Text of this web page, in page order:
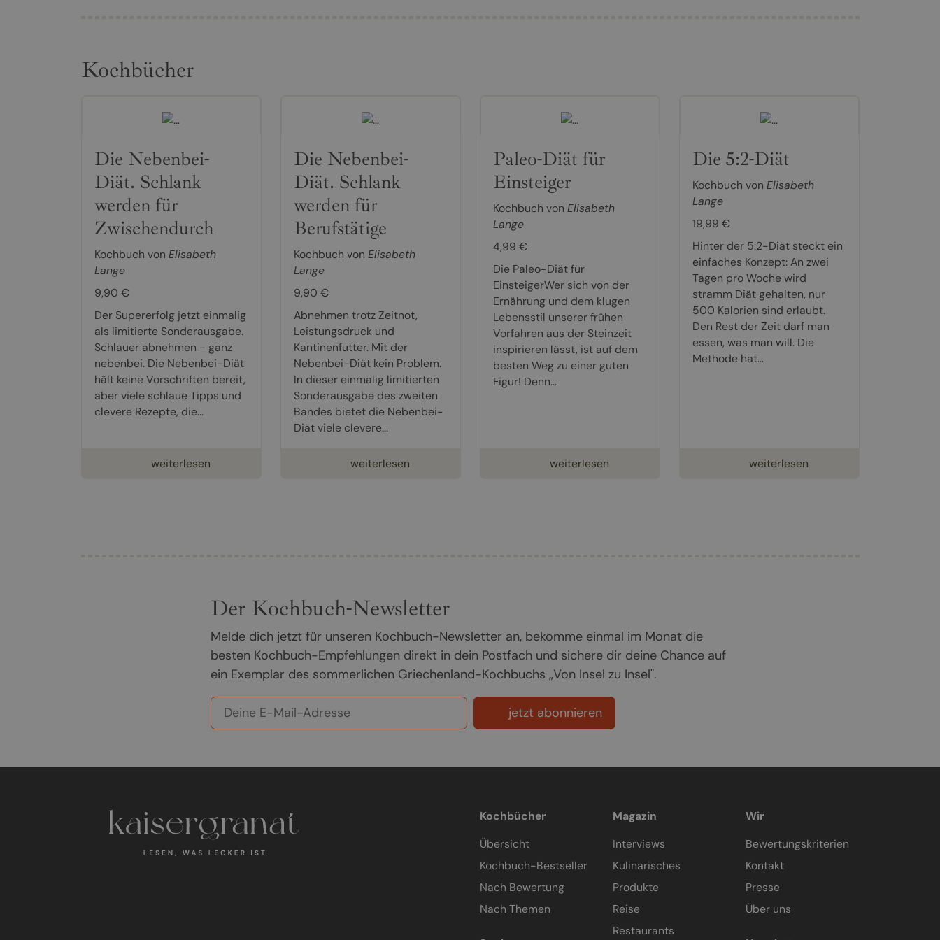
Kochbücher
Die Nebenbei-
Diät. Schlank
werden für
Zwischendurch
Kochbuch von Elisabeth
Lange
9,90 €
Der Supererfolg jetzt einmalig
als limitierte Sonderausgabe.
Schlauer abnehmen - ganz
nebenbei. Die Nebenbei-Diät
hält keine Vorschriften bereit,
aber viele schlaue Tipps und
clevere Rezepte, die...
weiterlesen
Die Nebenbei-
Diät. Schlank
werden für
Berufstätige
Kochbuch von Elisabeth
Lange
9,90 €
Abnehmen trotz Zeitnot,
Leistungsdruck und
Kantinenfutter. Mit der
Nebenbei-Diät kein Problem.
In dieser einmalig limitierten
Sonderausgabe des zweiten
Bandes bietet die Nebenbei-
Diät viele clevere...
weiterlesen
Paleo-Diät für
Einsteiger
Kochbuch von Elisabeth
Lange
4,99 €
Die Paleo-Diät für
EinsteigerWer sich von der
Ernährung und dem klugen
Lebensstil unserer frühen
Vorfahren aus der Steinzeit
inspirieren lässt, ist auf dem
besten Weg zu einer guten
Figur! Denn...
weiterlesen
Die 5:2-Diät
Kochbuch von Elisabeth
Lange
19,99 €
Hinter der 5:2-Diät steckt ein
einfaches Konzept: An zwei
Tagen pro Woche wird
stramm Diät gehalten, nur
500 Kalorien sind erlaubt.
Den Rest der Zeit darf man
essen, was man will. Die
Methode hat...
weiterlesen
Der Kochbuch-Newsletter
Melde dich jetzt für unseren Kochbuch-Newsletter an, bekomme einmal im Monat die
besten Kochbuch-Empfehlungen direkt in dein Postfach und sichere dir deine Chance auf
ein Exemplar des sommerlichen Griechenland-Kochbuchs „Von Insel zu Insel".
jetzt abonnieren
Kochbücher
Übersicht
Kochbuch-Bestseller
Nach Bewertung
Nach Themen
Magazin
Interviews
Kulinarisches
Produkte
Reise
Restaurants
Wir
Bewertungskriterien
Kontakt
Presse
Über uns